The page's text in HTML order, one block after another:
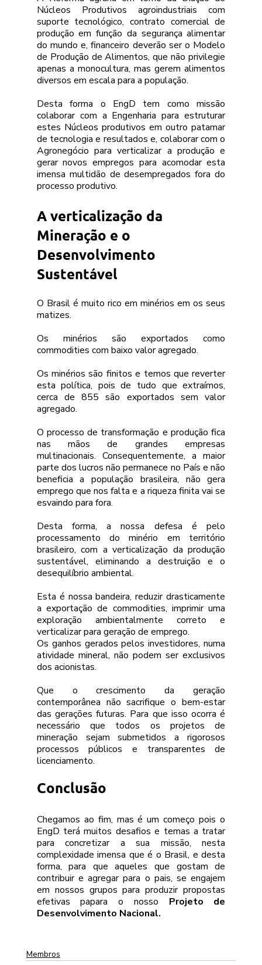
Núcleos Produtivos agroindustriais com
suporte tecnológico, contrato comercial de
produção em função da segurança alimentar
do mundo e, financeiro deverão ser o Modelo
de Produção de Alimentos, que não privilegie
apenas a monocultura, mas gerem alimentos
diversos em escala para a população.
Desta forma o EngD tem como missão
colaborar com a Engenharia para estruturar
estes Núcleos produtivos em outro patamar
de tecnologia e resultados e, colaborar com o
Agronegócio para verticalizar a produção e
gerar novos empregos para acomodar esta
imensa multidão de desempregados fora do
processo produtivo.
A verticalização da
Mineração e o
Desenvolvimento
Sustentável
O Brasil é muito rico em minérios em os seus
matizes.
Os minérios são exportados como
commodities com baixo valor agregado.
Os minérios são finitos e temos que reverter
esta política, pois de tudo que extraímos,
cerca de 855 são exportados sem valor
agregado.
O processo de transformação e produção fica
nas mãos de grandes empresas
multinacionais. Consequentemente, a maior
parte dos lucros não permanece no País e não
beneficia a população brasileira, não gera
emprego que nos falta e a riqueza finita vai se
esvaindo para fora.
Desta forma, a nossa defesa é pelo
processamento do minério em território
brasileiro, com a verticalização da produção
sustentável, eliminando a destruição e o
desequilíbrio ambiental.
Esta é nossa bandeira, reduzir drasticamente
a exportação de commodities, imprimir uma
exploração ambientalmente correto e
verticalizar para geração de emprego.
Os ganhos gerados pelos investidores, numa
atividade mineral, não podem ser exclusivos
dos acionistas.
Que o crescimento da geração
contemporânea não sacrifique o bem-estar
das gerações futuras. Para que isso ocorra é
necessário que todos os projetos de
mineração sejam submetidos a rigorosos
processos públicos e transparentes de
licenciamento.
Conclusão
Chegamos ao fim, mas é um começo pois o
EngD terá muitos desafios e temas a tratar
para concretizar a sua missão, nesta
complexidade imensa que é o Brasil, e desta
forma, para que aqueles que gostam de
contribuir e agregar para o pais, se engajem
em nossos grupos para produzir propostas
efetivas papara o nosso Projeto de
Desenvolvimento Nacional.
Membros